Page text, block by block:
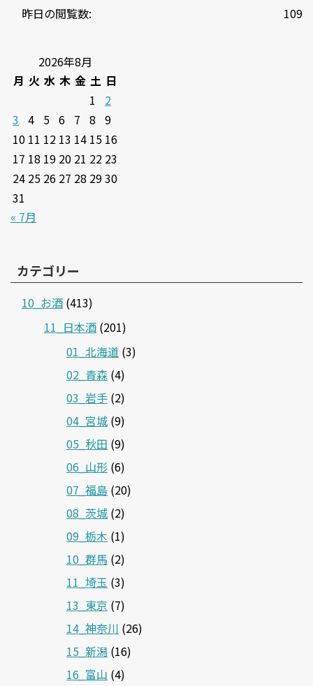
109
昨日の閲覧数:
2026年8月
月 火 水 木 金 土 日
1
2
3 4 5 6 7 8 9
10 11 12 13 14 15 16
17 18 19 20 21 22 23
24 25 26 27 28 2930
31
« 7月
カテゴリー
10_お酒 (413)
11_日本酒 (201)
01_北海道 (3)
02_青森 (4)
03_岩手 (2)
04_宮城 (9)
05_秋田 (9)
06_山形 (6)
07_福島 (20)
08_茨城 (2)
09_栃木 (1)
10_群馬 (2)
11_埼玉 (3)
13_東京 (7)
14_神奈川 (26)
15_新潟 (16)
16_富山 (4)